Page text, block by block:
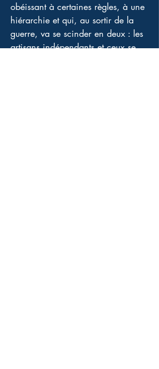
obéissant à certaines règles, à une
hiérarchie et qui, au sortir de la
guerre, va se scinder en deux : les
artisans indépendants et ceux se